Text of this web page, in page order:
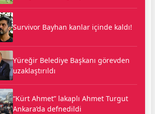
Survivor Bayhan kanlar içinde kaldı!
Yüreğir Belediye Başkanı görevden
uzaklaştırıldı
“Kürt Ahmet” lakaplı Ahmet Turgut
Ankara’da defnedildi